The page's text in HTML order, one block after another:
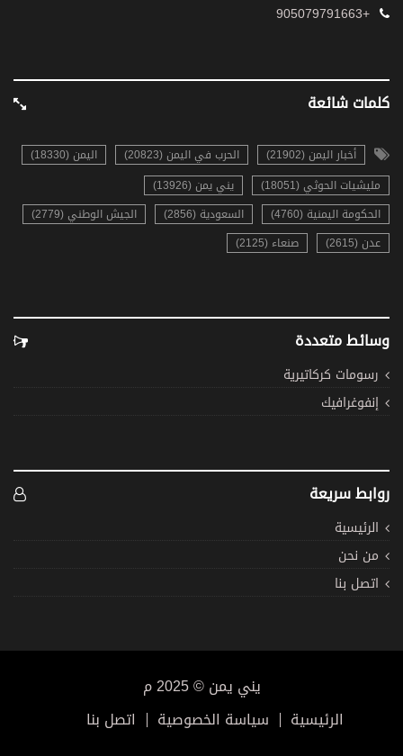
+905079791663
كلمات شائعة
أخبار اليمن (21902) الحرب في اليمن (20823)
اليمن (18330)
مليشيات الحوثي (18051)
يني يمن (13926)
الحكومة اليمنية (4760)
السعودية (2856)
الجيش الوطني (2779)
عدن (2615)
صنعاء (2125)
وسائط متعددة
رسومات كركاتيرية
إنفوغرافيك
روابط سريعة
الرئيسية
من نحن
اتصل بنا
يني يمن © 2025 م
اتصل بنا
سياسة الخصوصية الرئيسية